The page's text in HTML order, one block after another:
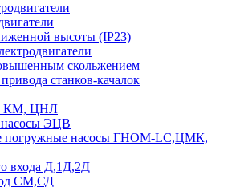
высоты (IP23)
скольжением
станков-качалок
КМ, ЦНЛ
ЭЦВ
погружные насосы ГНОМ-LC,ЦМК,
входа Д,1Д,2Д
СМ,СД